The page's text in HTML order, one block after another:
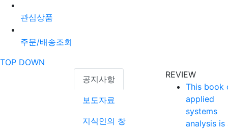
관심상품
주문/배송조회
TOP DOWN
공지사항
보도자료
지식인의 창
REVIEW
This book
applied
systems
analysis is